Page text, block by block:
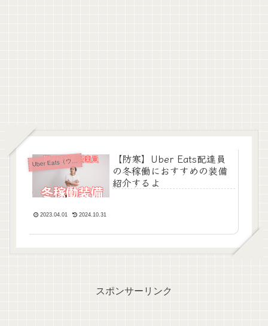
U ber Eats（ウーバーイーツ）
【防寒】Uber Eats配達員
の冬稼働におすすめの装備
紹介するよ
2023.04.01 2024.10.31
スポンサーリンク